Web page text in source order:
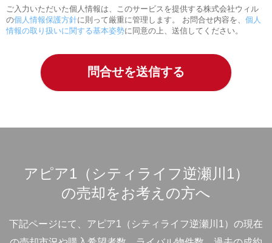
ご入力いただいた個人情報は、このサービスを提供する株式会社ウィル
の個人情報保護方針に則って厳重に管理します。 お問合せ内容を、 個人
情報の取り扱いに関する基本姿勢に同意の上、送信してください。
アピア1（シティライフ逆瀬川1）
の売却をお考えの方へ
下記ページにて、アピア1（シティライフ逆瀬川1）の現在